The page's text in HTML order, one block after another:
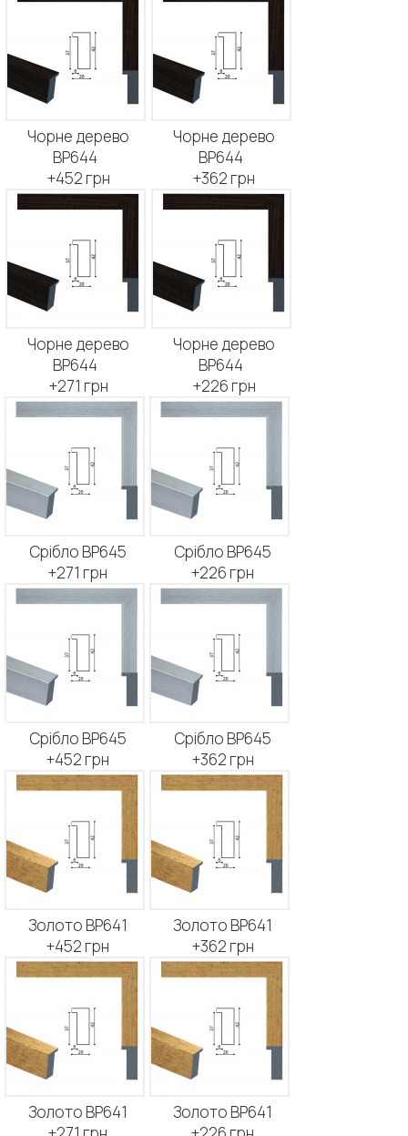
Чорне дерево
BP644
+452 грн
Чорне дерево
BP644
+362 грн
Чорне дерево
BP644
+271 грн
Чорне дерево
BP644
+226 грн
Срібло BP645
+271 грн
Срібло BP645
+226 грн
Срібло BP645
+452 грн
Срібло BP645
+362 грн
Золото BP641
+452 грн
Золото BP641
+362 грн
Золото BP641
Золото BP641